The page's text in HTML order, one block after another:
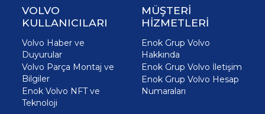
VOLVO
KULLANICILARI
Volvo Haber ve
Duyurular
Volvo Parça Montaj ve
Bilgiler
Enok Volvo NFT ve
Teknoloji
MÜŞTERİ
HİZMETLERİ
Enok Grup Volvo
Hakkında
Enok Grup Volvo İletişim
Enok Grup Volvo Hesap
Numaraları